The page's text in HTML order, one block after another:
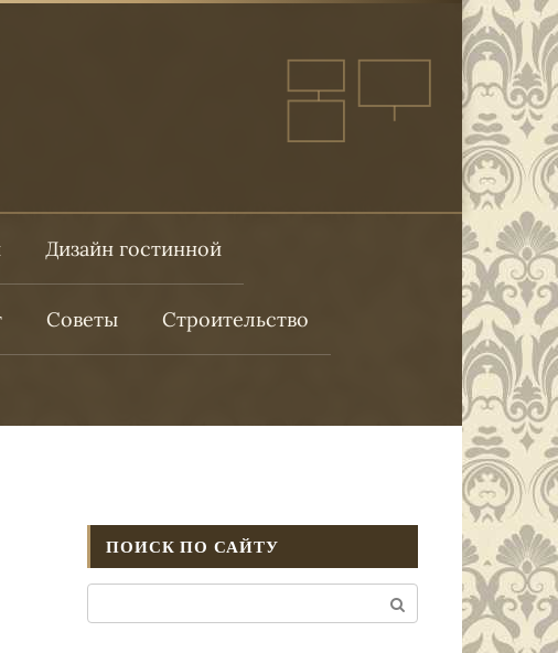
Дизайн гостинной
Советы Строительство
ПОИСК ПО САЙТУ